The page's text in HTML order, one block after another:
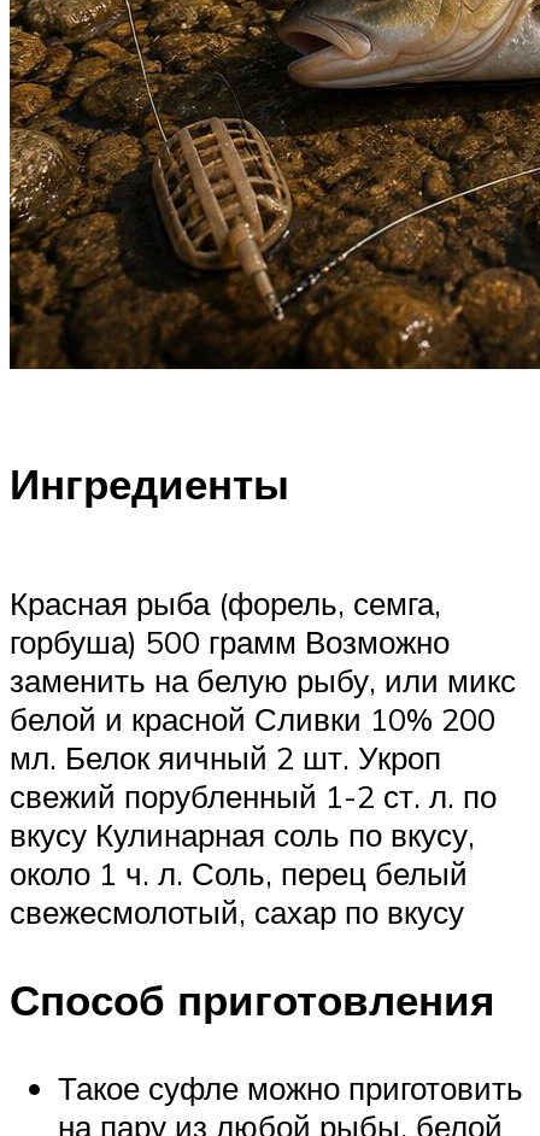
Ингредиенты
Красная рыба (форель, семга,
горбуша) 500 грамм Возможно
заменить на белую рыбу, или микс
белой и красной Сливки 10% 200
мл. Белок яичный 2 шт. Укроп
свежий порубленный 1-2 ст. л. по
вкусу Кулинарная соль по вкусу,
около 1 ч. л. Соль, перец белый
свежесмолотый, сахар по вкусу
Способ приготовления
Такое суфле можно приготовить
на пару из любой рыбы, белой